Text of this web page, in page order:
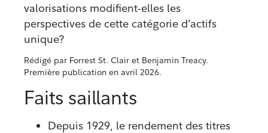
valorisations modifient-elles les
perspectives de cette catégorie d’actifs
unique?
Rédigé par Forrest St. Clair et Benjamin Treacy.
Première publication en avril 2026.
Faits saillants
Depuis 1929, le rendement des titres